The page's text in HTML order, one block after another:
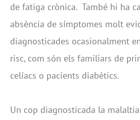
de fatiga crònica. També hi ha
absència de símptomes molt
diagnosticades ocasionalment
risc, com són els familiars de
celíacs o pacients diabètics.
Un cop diagnosticada la